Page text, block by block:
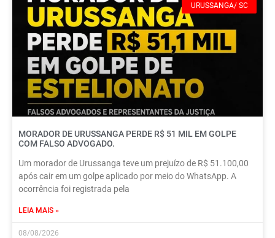
URUSSANGA/ SC
MORADOR DE URUSSANGA PERDE R$ 51 MIL EM GOLPE
COM FALSO ADVOGADO.
Um morador de Urussanga teve um prejuízo de R$ 51.100,00
após cair em um golpe aplicado por meio do WhatsApp. A
ocorrência foi registrada pela
LEIA MAIS »
08/08/2026